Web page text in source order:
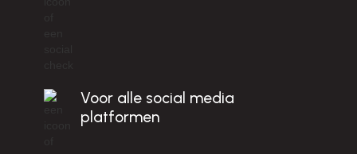
Voor alle social media
platformen